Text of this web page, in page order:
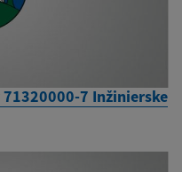
7 Inžinierske